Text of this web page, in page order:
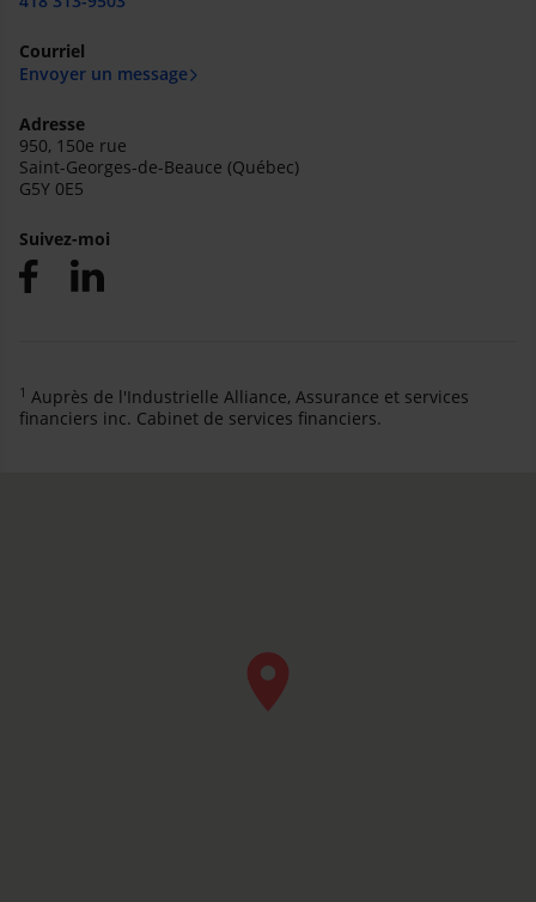
Courriel
Envoyer un message
Adresse
950, 150e rue
Saint-Georges-de-Beauce (Québec)
G5Y 0E5
Suivez-moi
1 Auprès de l'Industrielle Alliance, Assurance et services
financiers inc. Cabinet de services financiers.